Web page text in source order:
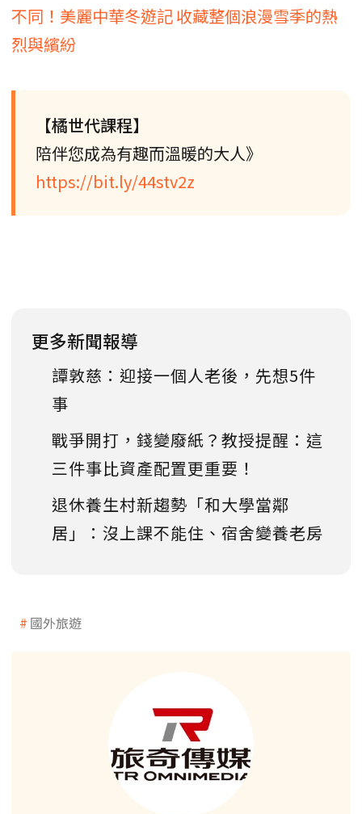
不同！美麗中華冬遊記 收藏整個浪漫雪季的熱
烈與繽紛
【橘世代課程】
陪伴您成為有趣而溫暖的大人》
https://bit.ly/44stv2z
更多新聞報導
譚敦慈：迎接一個人老後，先想5件
事
戰爭開打，錢變廢紙？教授提醒：這
三件事比資產配置更重要！
退休養生村新趨勢「和大學當鄰
居」：沒上課不能住、宿舍變養老房
國外旅遊